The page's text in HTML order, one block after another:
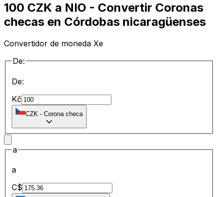
100 CZK a NIO - Convertir Coronas
checas en Córdobas nicaragüenses
Convertidor de moneda Xe
De:
De:
Kč
CZK - Corona checa
a
a
C$